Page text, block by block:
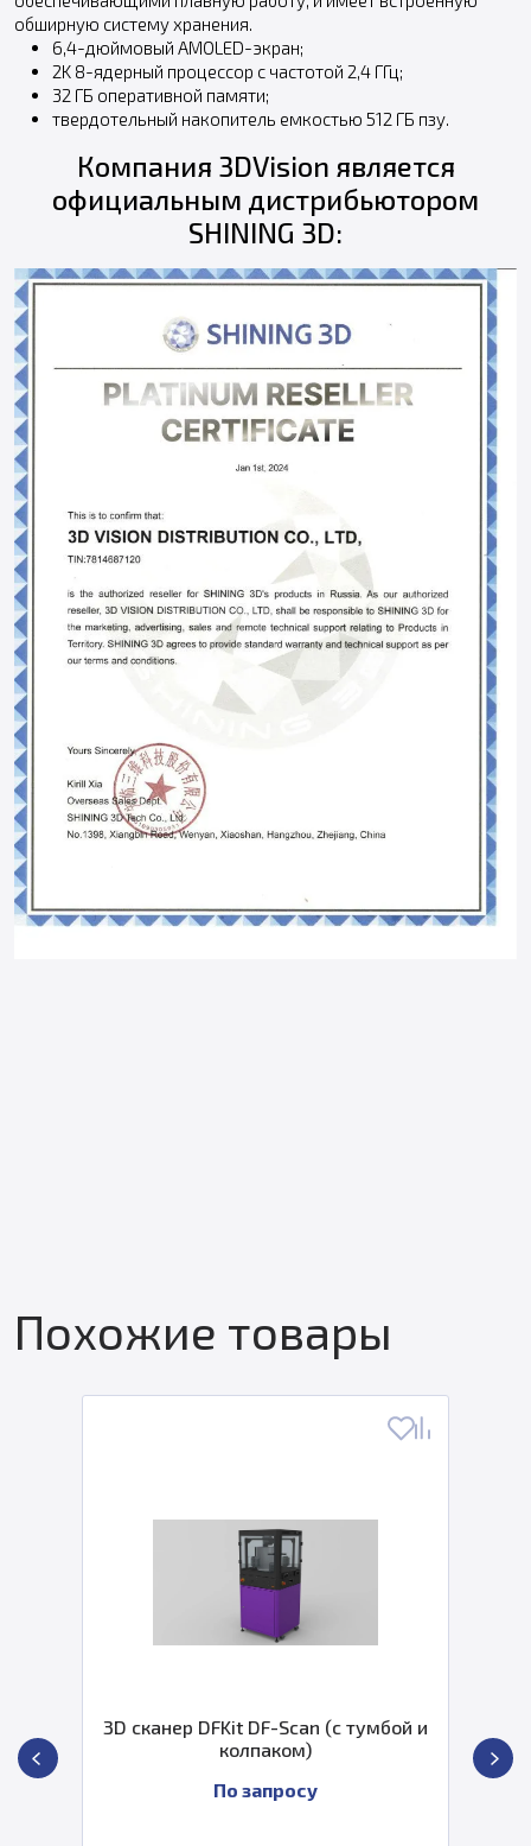
обширную систему хранения.
6,4-дюймовый AMOLED-экран;
2K 8-ядерный процессор с частотой 2,4 ГГц;
32 ГБ оперативной памяти;
твердотельный накопитель емкостью 512 ГБ пзу.
Компания 3DVision является
официальным дистрибьютором
SHINING 3D:
Похожие товары
(с тумбой и
3D сканер
Plus (Luxury